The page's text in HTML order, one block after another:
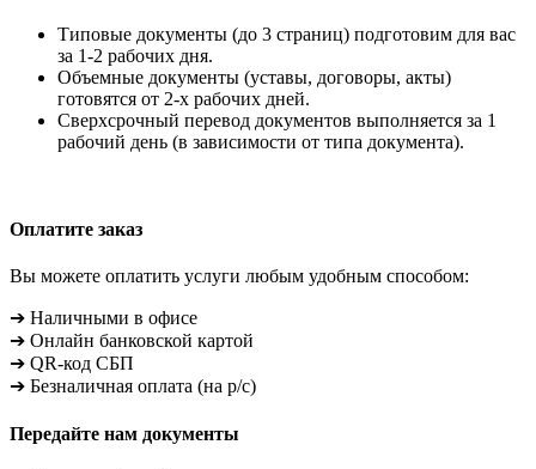
Типовые документы (до 3 страниц) подготовим для вас
за 1-2 рабочих дня.
Объемные документы (уставы, договоры, акты)
готовятся от 2-х рабочих дней.
Сверхсрочный перевод документов выполняется за 1
рабочий день (в зависимости от типа документа).
Оплатите заказ
Вы можете оплатить услуги любым удобным способом:
➔ Наличными в офисе
➔ Онлайн банковской картой
➔ QR-код СБП
➔ Безналичная оплата (на р/с)
Передайте нам документы